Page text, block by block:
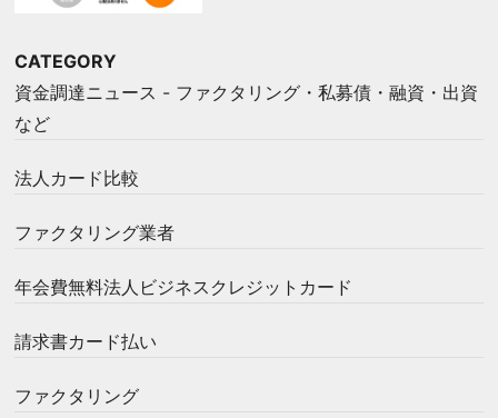
CATEGORY
資金調達ニュース - ファクタリング・私募債・融資・出資
など
法人カード比較
ファクタリング業者
年会費無料法人ビジネスクレジットカード
請求書カード払い
ファクタリング